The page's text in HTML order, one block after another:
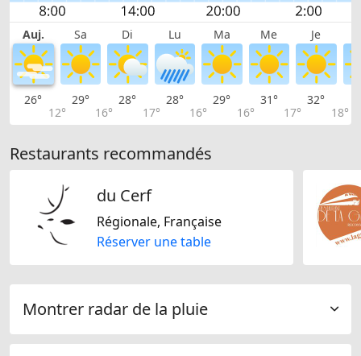
Auj. Sa Di Lu Ma Me Je
26°
12°
29°
16°
28°
17°
28°
16°
29°
16°
31°
17°
32°
18°
Restaurants recommandés
du Cerf
Régionale, Française
Réserver une table
Montrer radar de la pluie